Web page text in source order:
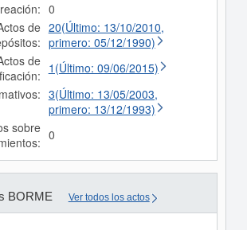
0
de 20(Último: 13/10/2010,
primero: 05/12/1990)
de 1(Último: 09/06/2015)
3(Último: 13/05/2003,
primero: 13/12/1993)
sobre 0
BORME Ver todos los actos